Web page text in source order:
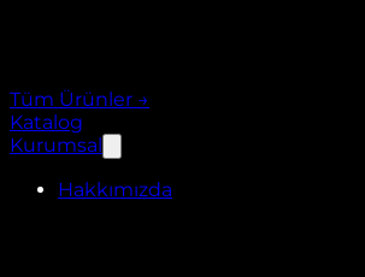
Tüm Ürünler →
Katalog
Kurumsal
Hakkımızda